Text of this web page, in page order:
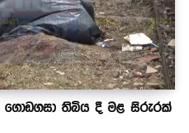
ගොඩගසා තිබිය දී මළ සිරුරක්